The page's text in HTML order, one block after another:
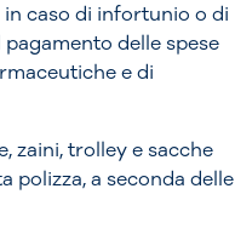
caso di infortunio o di
delle spese
e di
zaini, trolley e sacche
polizza, a seconda delle